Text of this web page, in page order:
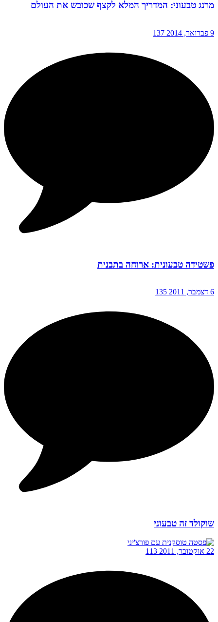
מרנג טבעוני: המדריך המלא לקצף שכובש את העולם
9 פברואר, 2014 137
פשטידה טבעונית: ארוחה בתבנית
6 דצמבר, 2011 135
שוקולד זה טבעוני
22 אוקטובר, 2011 113